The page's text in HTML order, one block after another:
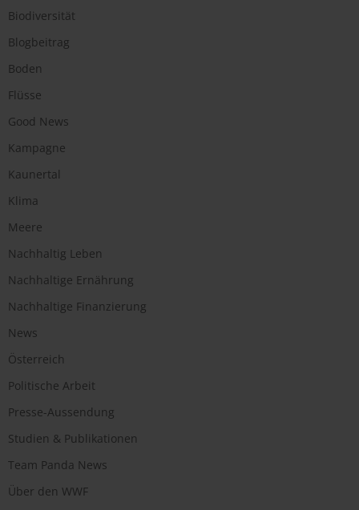
Biodiversität
Blogbeitrag
Boden
Flüsse
Good News
Kampagne
Kaunertal
Klima
Meere
Nachhaltig Leben
Nachhaltige Ernährung
Nachhaltige Finanzierung
News
Österreich
Politische Arbeit
Presse-Aussendung
Studien & Publikationen
Team Panda News
Über den WWF